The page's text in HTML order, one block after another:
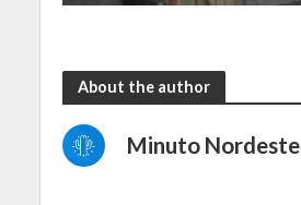
About the author
Minuto Nordeste